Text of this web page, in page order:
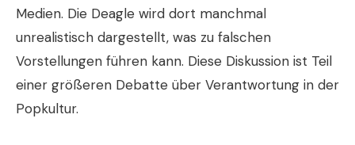
Medien. Die Deagle wird dort manchmal
unrealistisch dargestellt, was zu falschen
Vorstellungen führen kann. Diese Diskussion ist Teil
einer größeren Debatte über Verantwortung in der
Popkultur.